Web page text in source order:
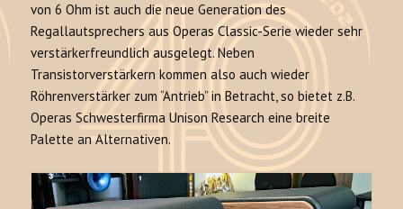
von 6 Ohm ist auch die neue Generation des
Regallautsprechers aus Operas Classic-Serie wieder sehr
verstärkerfreundlich ausgelegt. Neben
Transistorverstärkern kommen also auch wieder
Röhrenverstärker zum “Antrieb” in Betracht, so bietet z.B.
Operas Schwesterfirma Unison Research eine breite
Palette an Alternativen.